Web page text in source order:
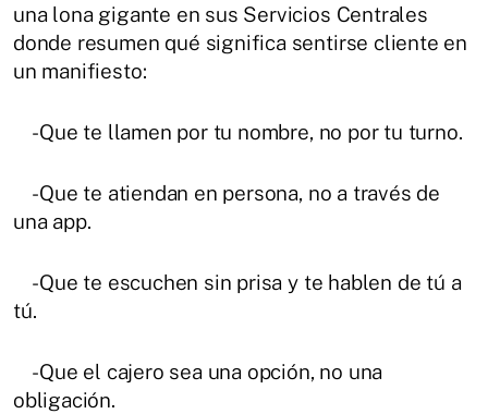
una lona gigante en sus Servicios Centrales
donde resumen qué significa sentirse cliente en
un manifiesto:
-Que te llamen por tu nombre, no por tu turno.
-Que te atiendan en persona, no a través de
una app.
-Que te escuchen sin prisa y te hablen de tú a
tú.
-Que el cajero sea una opción, no una
obligación.